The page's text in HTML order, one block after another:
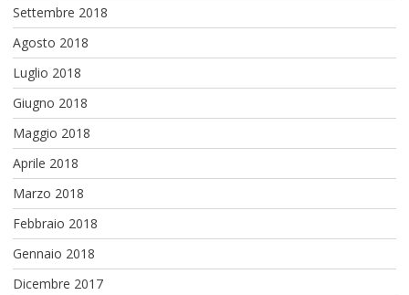
Settembre 2018
Agosto 2018
Luglio 2018
Giugno 2018
Maggio 2018
Aprile 2018
Marzo 2018
Febbraio 2018
Gennaio 2018
Dicembre 2017